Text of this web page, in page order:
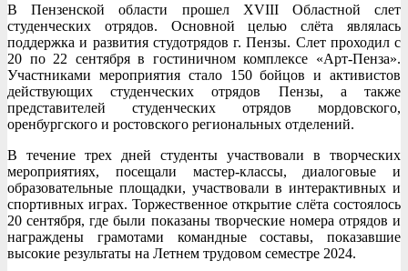
В Пензенской области прошел XVIII Областной слет
студенческих отрядов. Основной целью слёта являлась
поддержка и развития студотрядов г. Пензы. Слет проходил с
20 по 22 сентября в гостиничном комплексе «Арт-Пенза».
Участниками мероприятия стало 150 бойцов и активистов
действующих студенческих отрядов Пензы, а также
представителей студенческих отрядов мордовского,
оренбургского и ростовского региональных отделений.
В течение трех дней студенты участвовали в творческих
мероприятиях, посещали мастер-классы, диалоговые и
образовательные площадки, участвовали в интерактивных и
спортивных играх. Торжественное открытие слёта состоялось
20 сентября, где были показаны творческие номера отрядов и
награждены грамотами командные составы, показавшие
высокие результаты на Летнем трудовом семестре 2024.